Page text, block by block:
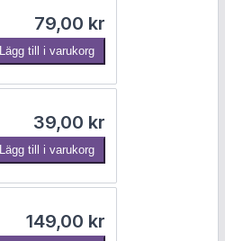
79,00 kr
Lägg till i varukorg
39,00 kr
Lägg till i varukorg
149,00 kr